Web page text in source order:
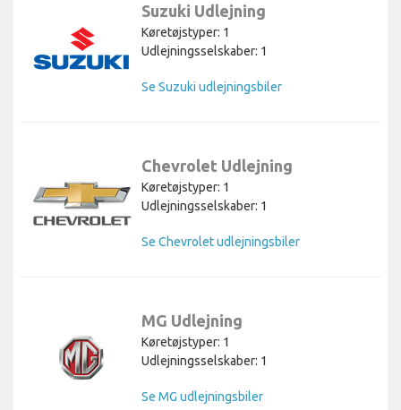
Suzuki Udlejning
Køretøjstyper: 1
Udlejningsselskaber: 1
Se Suzuki udlejningsbiler
Chevrolet Udlejning
Køretøjstyper: 1
Udlejningsselskaber: 1
Se Chevrolet udlejningsbiler
MG Udlejning
Køretøjstyper: 1
Udlejningsselskaber: 1
Se MG udlejningsbiler